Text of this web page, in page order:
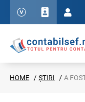
HOME ȘTIRI A FOST